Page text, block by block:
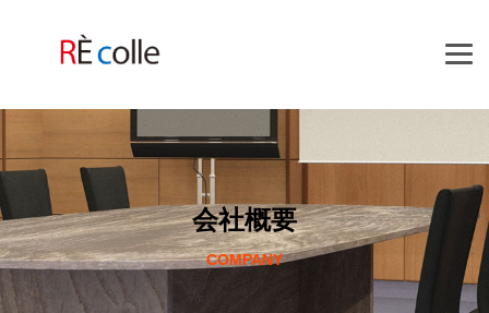
ス
ッ
プ
会社概要
COMPANY